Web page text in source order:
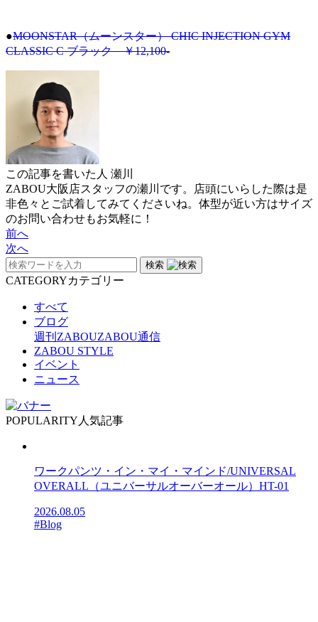
●MOONSTAR（ムーンスター） CHIC INJECTION GYM
CLASSIC C ブラック ￥12,100-
この記事を書いた人 瀬川
ZABOU大阪店スタッフの瀬川です。店頭にいらした際は是
非色々とご試着してみてくださいね。体型が近い方はサイズ
のお問い合わせもお気軽に！
前へ
次へ
検索
CATEGORYカテゴリー
すべて
ブログ
週刊ZABOUZABOU通信
ZABOU STYLE
イベント
ニュース
POPULARITY 人気記事
ワークパンツ・イン・マイ・マインド/UNIVERSAL
OVERALL（ユニバーサルオーバーオール）HT-01
2026.08.05
#Blog